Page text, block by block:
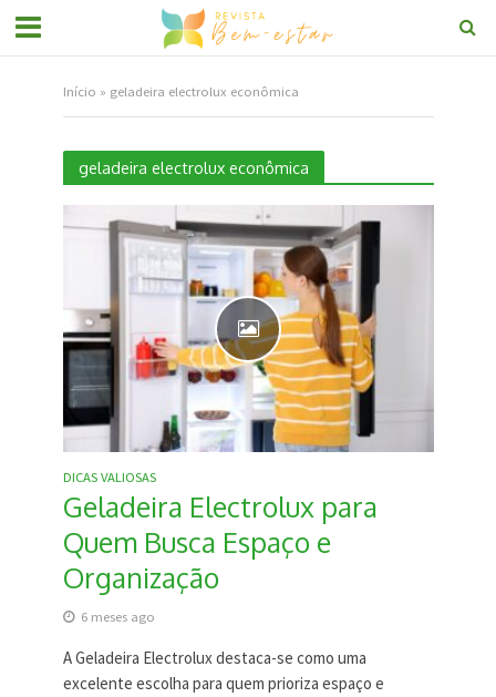
Início » geladeira electrolux econômica
geladeira electrolux econômica
DICAS VALIOSAS
Geladeira Electrolux para
Quem Busca Espaço e
Organização
6 meses ago
A Geladeira Electrolux destaca-se como uma
excelente escolha para quem prioriza espaço e